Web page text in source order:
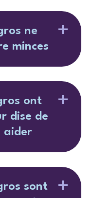
ne
minces
ont
dise de
aider
sont